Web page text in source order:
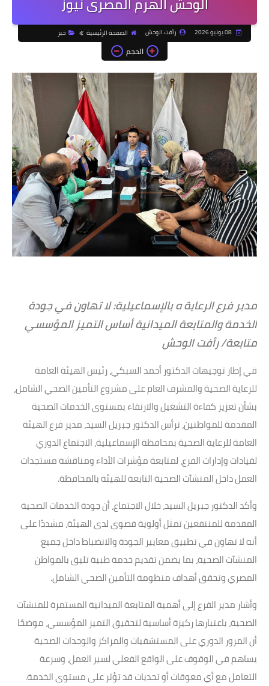
08 يونيو 2026 رأفت الوحش الصفحة الرئيسية خبر
الحجم
مدير فرع الرعاية ه بالإسماعيلية: لا تهاون في جودة
الخدمة والمتابعة الميدانية أساس التميز المؤسسي
متابعة/ رأفت الوحش
في إطار توجيهات الدكتور أحمد السبكي، رئيس الهيئة العامة
للرعاية الصحية والمشرف العام على مشروع التأمين الصحي الشامل،
بشأن تعزيز كفاءة التشغيل والارتقاء بمستوى الخدمات الصحية
المقدمة للمواطنين، ترأس الدكتور جبريل السيد، مدير فرع الهيئة
العامة للرعاية الصحية بمحافظة الإسماعيلية، الاجتماع الدوري
لقيادات وإدارات الفرع، لمتابعة مؤشرات الأداء ومناقشة مستجدات
العمل داخل المنشآت الصحية التابعة للهيئة بالمحافظة.
وأكد الدكتور جبريل السيد، خلال الاجتماع، أن جودة الخدمات الصحية
المقدمة للمنتفعين تمثل أولوية قصوى لدى الهيئة، مشددًا على
أنه لا تهاون في تطبيق معايير الجودة والانضباط داخل جميع
المنشآت الصحية، بما يضمن تقديم خدمة طبية تليق بالمواطن
المصري وتحقق أهداف منظومة التأمين الصحي الشامل.
وأشار مدير الفرع إلى أهمية المتابعة الميدانية المستمرة للمنشآت
الصحية، باعتبارها ركيزة أساسية لتحقيق التميز المؤسسي، موضحًا
أن المرور الدوري على المستشفيات والمراكز والوحدات الصحية
يساهم في الوقوف على الواقع الفعلي لسير العمل، وسرعة
التعامل مع أي معوقات أو تحديات قد تؤثر على مستوى الخدمة.